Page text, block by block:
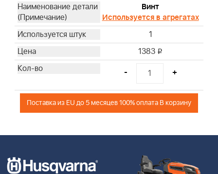
Винт
Используется в агрегатах
1
1383 i
- +
Поставка из EU до 5 месяцев 100% оплата В корзину